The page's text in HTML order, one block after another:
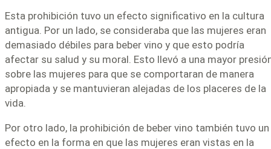
Esta prohibición tuvo un efecto significativo en la cultura
antigua. Por un lado, se consideraba que las mujeres eran
demasiado débiles para beber vino y que esto podría
afectar su salud y su moral. Esto llevó a una mayor
sobre las mujeres para que se comportaran de manera
apropiada y se mantuvieran alejadas de los placeres de la
vida.
Por otro lado, la prohibición de beber vino también tuvo un
efecto en la forma en que las mujeres eran vistas en la